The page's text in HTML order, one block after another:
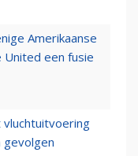
Amerikaanse
United een fusie
gevolgen